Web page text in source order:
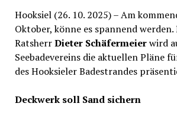
Hooksiel (26. 10. 2025) – Am
Oktober, könne es spannend
RatsherrDieter Schäfermeierwird
Seebadevereins die aktuellen Pläne
des Hooksieler Badestrandes
Deckwerk soll Sand sichern